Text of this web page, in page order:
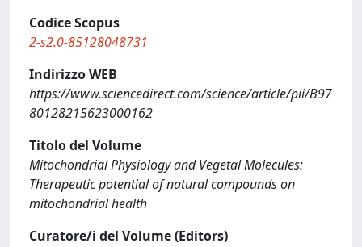
Codice Scopus
2-s2.0-85128048731
Indirizzo WEB
https://www.sciencedirect.com/science/article/pii/B97
80128215623000162
Titolo del Volume
Mitochondrial Physiology and Vegetal Molecules:
Therapeutic potential of natural compounds on
mitochondrial health
Curatore/i del Volume (Editors)